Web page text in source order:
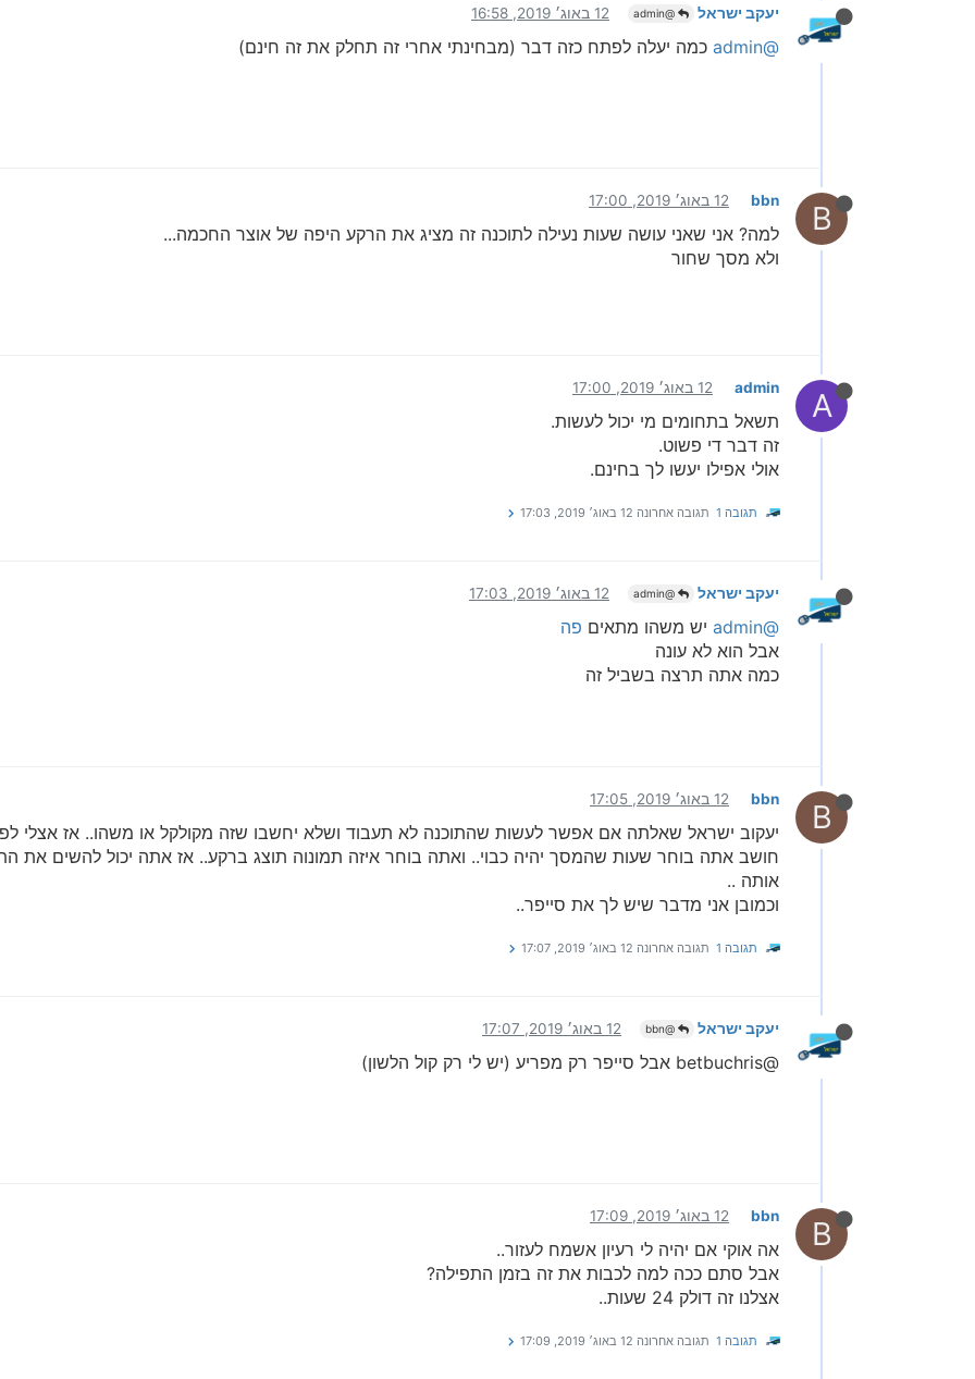
יעקב ישראל @admin 12 באוג׳ 2019, 16:58
@admin כמה יעלה לפתח כזה דבר (מבחינתי אחרי זה תחלק את זה חינם)
B
bbn 12 באוג׳ 2019, 17:00
למה? אני שאני עושה שעות נעילה לתוכנה זה מציג את הרקע היפה של אוצר החכמה...
ולא מסך שחור
A
admin 12 באוג׳ 2019, 17:00
תשאל בתחומים מי יכול לעשות.
זה דבר די פשוט.
אולי אפילו יעשו לך בחינם.
תגובה 1 תגובה אחרונה 12 באוג׳ 2019, 17:03
יעקב ישראל @admin 12 באוג׳ 2019, 17:03
@admin יש משהו מתאים פה
אבל הוא לא עונה
כמה אתה תרצה בשביל זה
B
bbn 12 באוג׳ 2019, 17:05
יעקוב ישראל שאלתה אם אפשר לעשות שהתוכנה לא תעבוד ושלא יחשבו שזה מקולקל או משהו.. אז אצלי
חושב אתה בוחר שעות שהמסך יהיה כבוי.. ואתה בוחר איזה תמונוה תוצג ברקע.. אז אתה יכול להשים את
אותה ..
וכמובן אני מדבר שיש לך את סייפר..
תגובה 1 תגובה אחרונה 12 באוג׳ 2019, 17:07
יעקב ישראל @bbn 12 באוג׳ 2019, 17:07
@betbuchris אבל סייפר רק מפריע (יש לי רק קול הלשון)
B
bbn 12 באוג׳ 2019, 17:09
אה אוקי אם יהיה לי רעיון אשמח לעזור..
אבל סתם ככה למה לכבות את זה בזמן התפילה?
אצלנו זה דולק 24 שעות..
תגובה 1 תגובה אחרונה 12 באוג׳ 2019, 17:09